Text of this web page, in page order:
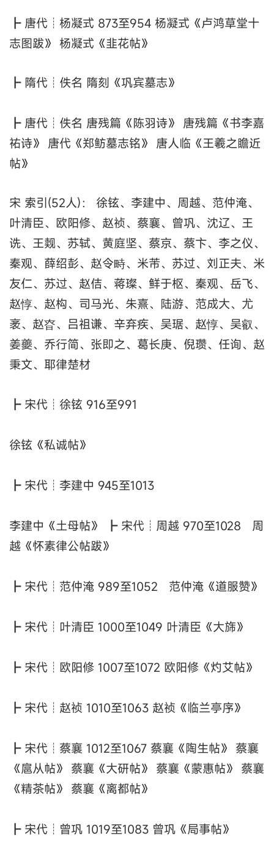
┣ 唐代┊杨凝式 873至954 杨凝式《卢鸿草堂十
志图跋》 杨凝式《韭花帖》
┣ 隋代┊佚名 隋刻《巩宾墓志》
┣ 唐代┊佚名 唐残篇《陈羽诗》 唐残篇《书李嘉
祐诗》 唐代《郑鲂墓志铭》 唐人临《王羲之瞻近
帖》
宋 索引(52人)： 徐铉、李建中、周越、范仲淹、
叶清臣、欧阳修、赵祯、蔡襄、曾巩、沈辽、王
诜、王觌、苏轼、黄庭坚、蔡京、蔡卞、李之仪、
秦观、薛绍彭、赵令畤、米芾、苏过、刘正夫、米
友仁、苏过、赵佶、蒋璨、鲜于枢、秦观、岳飞、
赵惇、赵构、司马光、朱熹、陆游、范成大、尤
袤、赵昚、吕祖谦、辛弃疾、吴琚、赵惇、吴叡、
姜夔、乔行简、张即之、葛长庚、倪瓒、任询、赵
秉文、耶律楚材
┣ 宋代┊徐铉 916至991
徐铉《私诚帖》
┣ 宋代┊李建中 945至1013
李建中《土母帖》 ┣ 宋代┊周越 970至1028 周
越《怀素律公帖跋》
┣ 宋代┊范仲淹 989至1052 范仲淹《道服赞》
┣ 宋代┊叶清臣 1000至1049 叶清臣《大旆》
┣ 宋代┊欧阳修 1007至1072 欧阳修《灼艾帖》
┣ 宋代┊赵祯 1010至1063 赵祯《临兰亭序》
┣ 宋代┊蔡襄 1012至1067 蔡襄《陶生帖》 蔡襄
《扈从帖》 蔡襄《大研帖》 蔡襄《蒙惠帖》 蔡襄
《精茶帖》 蔡襄《离都帖》
┣ 宋代┊曾巩 1019至1083 曾巩《局事帖》